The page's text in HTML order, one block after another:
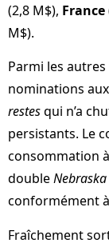
(2,8 M$), France
M$).
Parmi les
nominations
restesqui n’a
persistants. Le
consommation
doubleNebraska
conformément à
Fraîchement